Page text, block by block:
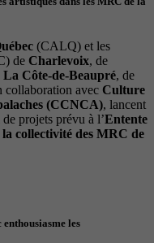
(CALQ) et les
de Charlevoix, de
La Côte-de-Beaupré, de
collaboration avec Culture
(CCNCA), lancent
projets prévu à l’Entente
collectivité des MRC de
les